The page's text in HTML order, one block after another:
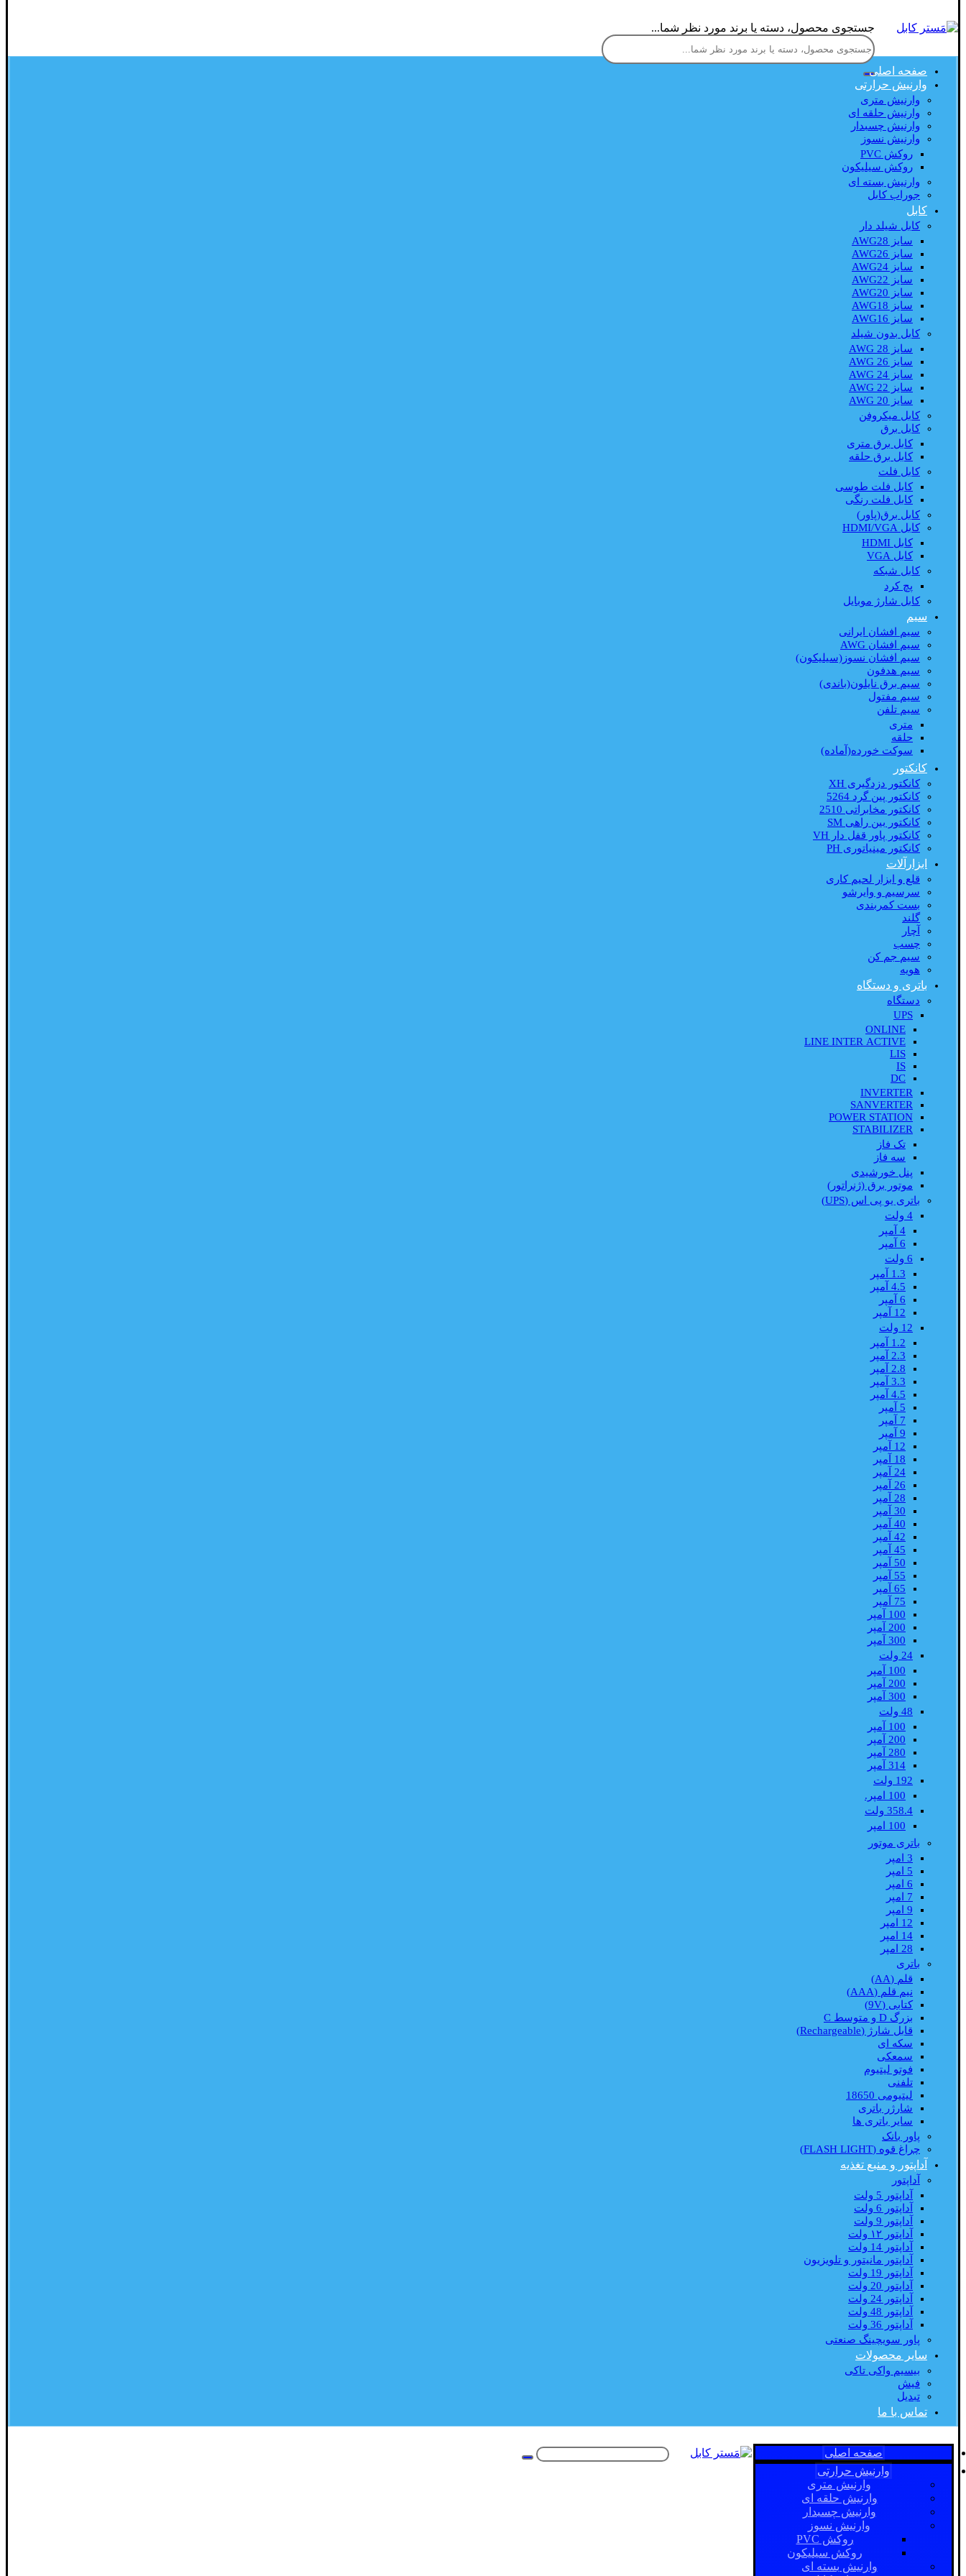
جستجوی محصول، دسته یا برند مورد نظر شما...
صفحه اصلی
وارنیش حرارتی
وارنیش متری
وارنیش حلقه ای
وارنیش چسبدار
وارنیش نسوز
روکش PVC
روکش سیلیکون
وارنیش بسته ای
جوراب کابل
کابل
کابل شیلد دار
سایز AWG28
سایز AWG26
سایز AWG24
سایز AWG22
سایز AWG20
سایز AWG18
سایز AWG16
کابل بدون شیلد
سایز AWG 28
سایز AWG 26
سایز AWG 24
سایز AWG 22
سایز AWG 20
کابل میکروفن
کابل برق
کابل برق متری
کابل برق حلقه
کابل فلت
کابل فلت طوسی
کابل فلت رنگی
کابل برق(پاور)
کابل HDMI/VGA
کابل HDMI
کابل VGA
کابل شبکه
پچ کرد
کابل شارژ موبایل
سیم
سیم افشان ایرانی
سیم افشان AWG
سیم افشان نسوز(سیلیکون)
سیم هدفون
سیم برق نایلون(باندی)
سیم مفتول
سیم تلفن
متری
حلقه
سوکت خورده(آماده)
کانکتور
کانکتور دزدگیری XH
کانکتور پین گرد 5264
کانکتور مخابراتی 2510
کانکتور بین راهی SM
کانکتور پاور قفل دار VH
کانکتور مینیاتوری PH
ابزارآلات
قلع و ابزار لحیم کاری
سرسیم و وایرشو
بست کمربندی
گلند
آچار
چسب
سیم جم کن
هویه
باتری و دستگاه
دستگاه
UPS
ONLINE
LINE INTER ACTIVE
LIS
IS
DC
INVERTER
SANVERTER
POWER STATION
STABILIZER
تک فاز
سه فاز
پنل خورشیدی
موتور برق (ژنراتور)
باتری یو پی اس (UPS)
4 ولت
4 آمپر
6 آمپر
6 ولت
1.3 آمپر
4.5 آمپر
6 آمپر
12 آمپر
12 ولت
1.2 آمپر
2.3 آمپر
2.8 آمپر
3.3 آمپر
4.5 آمپر
5 آمپر
7 آمپر
9 آمپر
12 آمپر
18 آمپر
24 آمپر
26 آمپر
28 آمپر
30 آمپر
40 آمپر
42 آمپر
45 آمپر
50 آمپر
55 آمپر
65 آمپر
75 آمپر
100 آمپر
200 آمپر
300 آمپر
24 ولت
100 آمپر
200 آمپر
300 آمپر
48 ولت
100 آمپر
200 آمپر
280 آمپر
314 آمپر
192 ولت
100 امپر.
358.4 ولت
100 امپر
باتری موتور
3 امپر
5 امپر
6 امپر
7 امپر
9 امپر
12 امپر
14 امپر
28 امپر
باتری
قلم (AA)
نیم قلم (AAA)
کتابی (9V)
بزرگ D و متوسط C
قابل شارژ (Rechargeable)
سکه ای
سمعکی
فوتو لیتیوم
تلفنی
لیتیومی 18650
شارژر باتری
سایر باتری ها
پاور بانک
چراغ قوه (FLASH LIGHT)
آداپتور و منبع تغذیه
آداپتور
آداپتور 5 ولت
آداپتور 6 ولت
آداپتور 9 ولت
آداپتور ۱۲ ولت
آداپتور 14 ولت
آداپتور مانیتور و تلویزیون
آداپتور 19 ولت
آداپتور 20 ولت
آداپتور 24 ولت
آداپتور 48 ولت
آداپتور 36 ولت
پاور سویچینگ صنعتی
سایر محصولات
بیسیم واکی تاکی
فیش
تبدیل
تماس با ما
صفحه اصلی
وارنیش حرارتی
وارنیش متری
وارنیش حلقه ای
وارنیش چسبدار
وارنیش نسوز
روکش PVC
روکش سیلیکون
وارنیش بسته ای